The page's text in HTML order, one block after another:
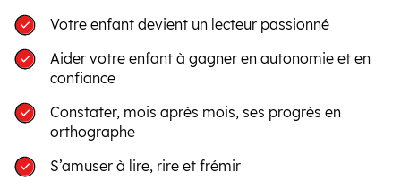
Votre enfant devient un lecteur passionné
Aider votre enfant à gagner en autonomie et en
confiance
Constater, mois après mois, ses progrès en
orthographe
S’amuser à lire, rire et frémir